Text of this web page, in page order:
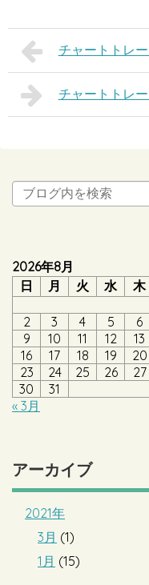
チャートトレー
チャートトレー
2026年8月
日
月 火 水 木
2
3 4 5 6
9
10 11 12 13
16
17 18 19 20
23
24 25 26 27
30
31
« 3月
アーカイブ
2021年
3月 (1)
1月 (15)